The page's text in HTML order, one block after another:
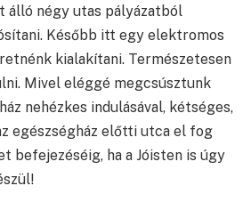
álló négy utas pályázatból
Később itt egy elektromos
kialakítani. Természetesen
Mivel eléggé megcsúsztunk
nehézkes indulásával, kétséges,
egészségház előtti utca el fog
befejezéséig, ha a Jóisten is úgy